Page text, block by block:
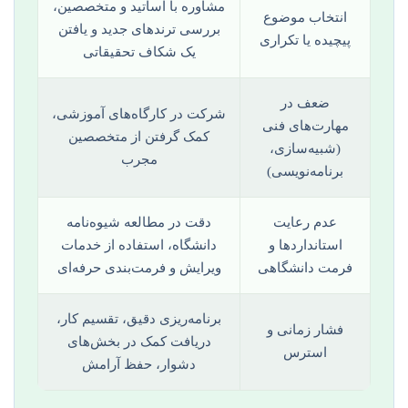
انتخاب موضوع
پیچیده یا تکراری
مشاوره با اساتید و متخصصین،
بررسی ترندهای جدید و یافتن
یک شکاف تحقیقاتی
ضعف در
مهارت‌های فنی
(شبیه‌سازی،
برنامه‌نویسی)
شرکت در کارگاه‌های آموزشی،
کمک گرفتن از متخصصین
مجرب
عدم رعایت
استانداردها و
فرمت دانشگاهی
دقت در مطالعه شیوه‌نامه
دانشگاه، استفاده از خدمات
ویرایش و فرمت‌بندی حرفه‌ای
فشار زمانی و
استرس
برنامه‌ریزی دقیق، تقسیم کار،
دریافت کمک در بخش‌های
دشوار، حفظ آرامش